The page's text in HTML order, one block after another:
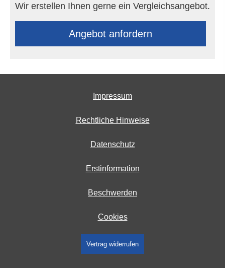
Wir erstellen Ihnen gerne ein Vergleichsangebot.
An­ge­bot an­for­dern
Impressum
Rechtliche Hinweise
Datenschutz
Erstinformation
Beschwerden
Cookies
Vertrag widerrufen